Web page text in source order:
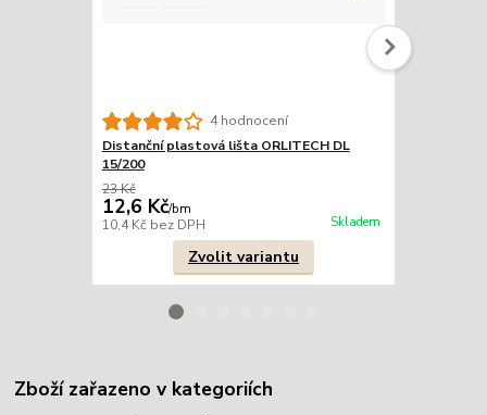
4 hodnocení
Distanční plastová lišta ORLITECH DL
15/200
23 Kč
12,6 Kč/bm
10,4 Kč bez DPH Skladem
Zvolit variantu
Zboží zařazeno v kategoriích